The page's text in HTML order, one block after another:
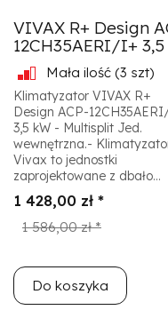
VIVAX R+ Design
12CH35AERI/I+ 3,5
Mała ilość (3 szt)
Klimatyzator VIVAX R+
Design ACP-
3,5 kW - Multisplit Jed.
wewnętrzna.-
Vivax to jednostki
zaprojektowane z dbało...
1 428,00 zł *
1 586,00 zł *
Do koszyka